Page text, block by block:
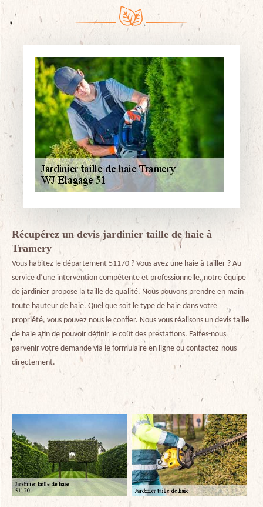
Récupérez un devis jardinier taille de haie à
Tramery
Vous habitez le département 51170 ? Vous avez une haie à tailler ? Au
service d’une intervention compétente et professionnelle, notre équipe
de jardinier propose la taille de qualité. Nous pouvons prendre en main
toute hauteur de haie. Quel que soit le type de haie dans votre
propriété, vous pouvez nous le confier. Nous vous réalisons un devis taille
de haie afin de pouvoir définir le coût des prestations. Faites-nous
parvenir votre demande via le formulaire en ligne ou contactez-nous
directement.